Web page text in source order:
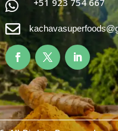

